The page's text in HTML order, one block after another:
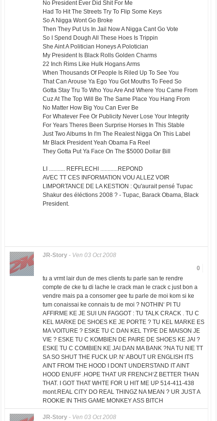
No President Ever Did Shit For Me
Had To Hit The Streets Try To Flip Some Keys
So A Nigga Wont Go Broke
Then They Put Us In Jail Now A Nigga Cant Go Vote
So I Spend Dough All These Hoes Is Trippin
She Aint A Politician Honeys A Polotician
My President Is Black Rolls Golden Charms
22 Inch Rims Like Hulk Hogans Arms
When Thousands Of People Is Riled Up To See You
That Can Arouse Ya Ego You Got Mouths To Feed So
Gotta Stay Tru To Who You Are And Where You Came From
Cuz At The Top Will Be The Same Place You Hang From
No Matter How Big You Can Ever Be
For Whatever Fee Or Publicity Never Lose Your Integrity
For Years Theres Been Surprise Horses In This Stable
Just Two Albums In I'm The Realest Nigga On This Label
Mr Black President Yeah Obama Fa Reel
They Gotta Put Ya Face On The $5000 Dollar Bill
LI ........... REFFLECHI ............REPOND
AVEC TT CES INFORMATION VOU ALLEZ VOIR
LIMPORTANCE DE LA KESTION : Qu'aurait pensé Tupac
Shakur des éléctions 2008 ? - Tupac, Barack Obama, Black
President.
JR-Story- Ven 03 Oct 2008
0
tu a vrmt lair dun de mes clients tu parle san te rendre
compte de cke tu di lache le crack man le crack c just bon a
vendre mais pa a consomer gee tu parle de moi kom si ke
tum conaissai ke connais tu de moi ? NOTHIN‘ PI TU
AFFIRME KE JE SUI UN FAGGOT : TU TALK CRACK . TU C
KEL MARKE DE SHOES KE JE PORTE ? TU KEL MARKE ES
MA VOITURE ? ESKE TU C DAN KEL TYPE DE MAISON JE
VIE ? ESKE TU C KOMBIEN DE PAIRE DE SHOES KE JAI ?
ESKE TU C COMBIEN KE JAI DAN MA BANK ?NA TU NIE TT
SA SO SHUT THE FUCK UP. N‘ ABOUT UR ENGLISH ITS
AINT FROM THE HOOD I DONT UNDERSTAND IT AINT
HOOD ENUFF .HOPE THAT UR FRENCH‘Z BETTER THAN
THAT. I GOT THAT WHTE FOR U HIT ME UP 514-411-438
mont.REAL CITY DO REAL THINGZ NA MEAN ? UR JUST A
ROOKIE IN THIS GAME MONKEY ASS BITCH
JR-Story- Ven 03 Oct 2008